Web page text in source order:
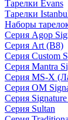
Тарелки Evans
Тарелки
Наборы
Серия Agop
Серия Art (B8)
Серия Custom
Серия Mantra
Серия MS-X
Серия OM
Серия
Серия Sultan